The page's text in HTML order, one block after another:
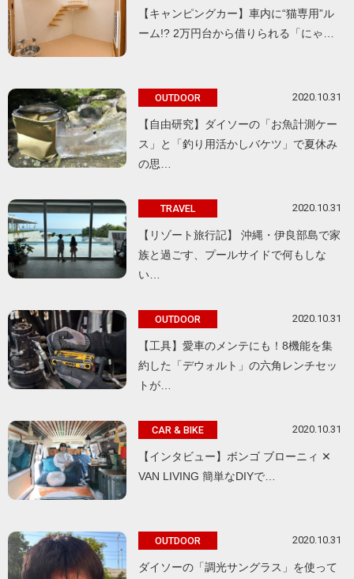
【キャンピングカー】車内に“猫専用”ル
ーム!? 2万円台から借りられる「にゃ…
OUTDOOR 2020.10.31
【自由研究】ダイソーの「お魚計測ケー
ス」と「釣り用活かしバケツ」で夏休み
の思…
TRAVEL 2020.10.31
【リゾート旅行記】 沖縄・伊良部島で家
族と過ごす、プールサイドで何もしな
い…
OUTDOOR 2020.10.31
【工具】愛車のメンテにも！8機能を集
約した「デウォルト」の六角レンチセッ
トが…
CAR & BIKE 2020.10.31
【インタビュー】ボンゴ ブローニィ ✕
VAN LIVING 簡単なDIYで…
OUTDOOR 2020.10.31
ダイソーの「調光サングラス」を使って